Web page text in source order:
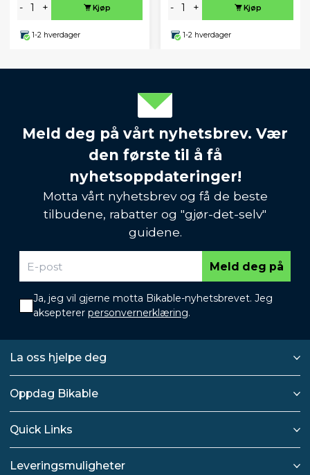
- + Kjøp
1-2 hverdager
- + Kjøp
1-2 hverdager
Meld deg på vårt nyhetsbrev. Vær
den første til å få
nyhetsoppdateringer!
Motta vårt nyhetsbrev og få de beste
tilbudene, rabatter og "gjør-det-selv"
guidene.
Meld deg på
Ja, jeg vil gjerne motta Bikable-nyhetsbrevet. Jeg
aksepterer personvernerklæring.
La oss hjelpe deg
Oppdag Bikable
Quick Links
Leveringsmuligheter